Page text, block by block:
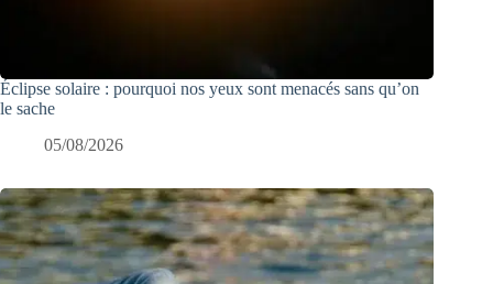
Éclipse solaire : pourquoi nos yeux sont menacés sans qu’on
le sache
05/08/2026